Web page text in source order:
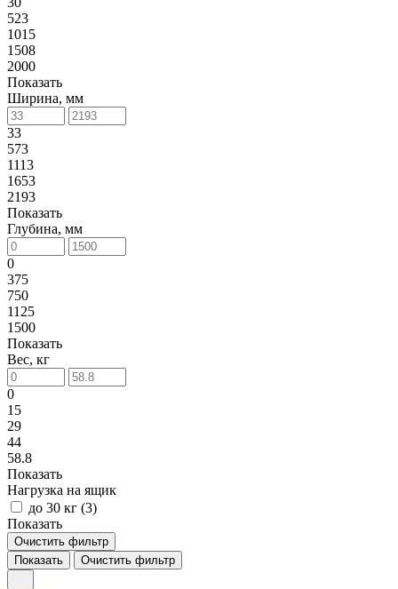
523
1015
1508
2000
Показать
Ширина, мм
33
573
1113
1653
2193
Показать
Глубина, мм
0
375
750
1125
1500
Показать
Вес, кг
0
15
29
44
58.8
Показать
Нагрузка на ящик
до 30 кг (3)
Показать
Очистить фильтр
Показать
Очистить фильтр